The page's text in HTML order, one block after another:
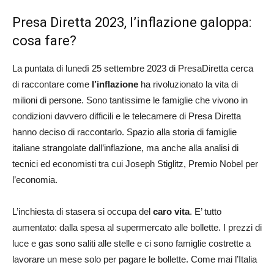
Presa Diretta 2023, l’inflazione galoppa:
cosa fare?
La puntata di lunedì 25 settembre 2023 di PresaDiretta cerca
di raccontare come l’inflazione ha rivoluzionato la vita di
milioni di persone. Sono tantissime le famiglie che vivono in
condizioni davvero difficili e le telecamere di Presa Diretta
hanno deciso di raccontarlo. Spazio alla storia di famiglie
italiane strangolate dall’inflazione, ma anche alla analisi di
tecnici ed economisti tra cui Joseph Stiglitz, Premio Nobel per
l’economia.
L’inchiesta di stasera si occupa del caro vita. E’ tutto
aumentato: dalla spesa al supermercato alle bollette. I prezzi di
luce e gas sono saliti alle stelle e ci sono famiglie costrette a
lavorare un mese solo per pagare le bollette. Come mai l’Italia